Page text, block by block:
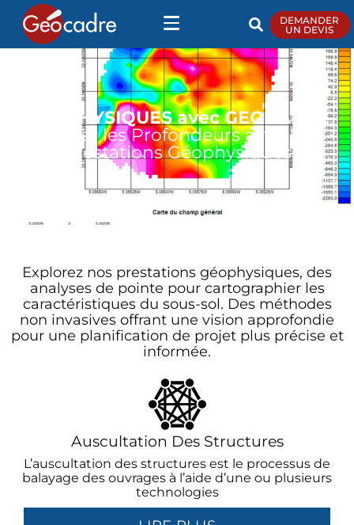
DEMANDER
UN DEVIS
GÉOPHYSIQUES avec GEOCADRE
Révélez les Profondeurs avec Nos
Prestations Géophysiques
Explorez nos prestations géophysiques, des
analyses de pointe pour cartographier les
caractéristiques du sous-sol. Des méthodes
non invasives offrant une vision approfondie
pour une planification de projet plus précise et
informée.
Auscultation Des Structures
L’auscultation des structures est le processus de
balayage des ouvrages à l’aide d’une ou plusieurs
technologies